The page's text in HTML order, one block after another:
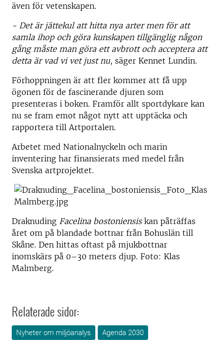
även för vetenskapen.
- Det är jättekul att hitta nya arter men för att
samla ihop och göra kunskapen tillgänglig någon
gång måste man göra ett avbrott och acceptera att
detta är vad vi vet just nu, säger Kennet Lundin.
Förhoppningen är att fler kommer att få upp
ögonen för de fascinerande djuren som
presenteras i boken. Framför allt sportdykare kan
nu se fram emot något nytt att upptäcka och
rapportera till Artportalen.
Arbetet med Nationalnyckeln och marin
inventering har finansierats med medel från
Svenska artprojektet.
Draknuding Facelina bostoniensis kan påträffas
året om på blandade bottnar från Bohuslän till
Skåne. Den hittas oftast på mjukbottnar
inomskärs på 0–30 meters djup. Foto: Klas
Malmberg.
Relaterade sidor:
Nyheter om miljöanalys
Agenda 2030